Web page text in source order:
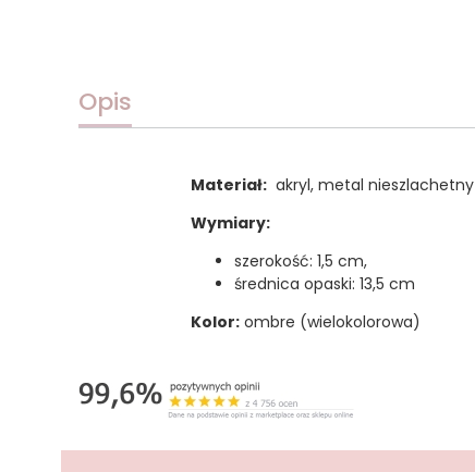
Opis
Materiał:akryl, metal nieszlachetny
Wymiary:
szerokość: 1,5 cm,
średnica opaski: 13,5 cm
Kolor:ombre (wielokolorowa)